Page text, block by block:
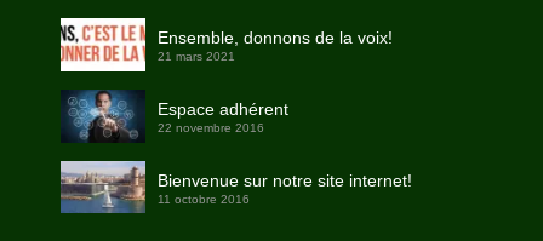
Ensemble, donnons de la voix!
21 mars 2021
Espace adhérent
22 novembre 2016
Bienvenue sur notre site internet!
11 octobre 2016